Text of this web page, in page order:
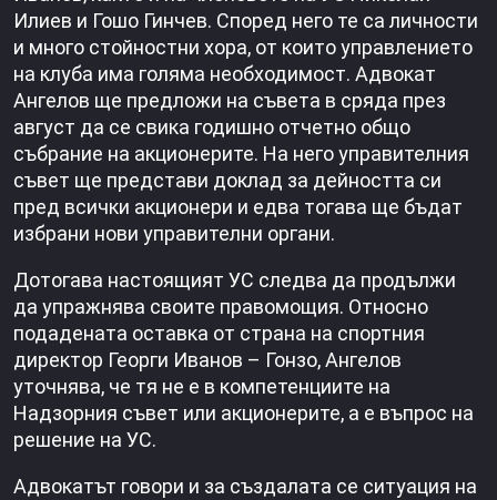
Илиев и Гошо Гинчев. Според него те са личности
и много стойностни хора, от които управлението
на клуба има голяма необходимост. Адвокат
Ангелов ще предложи на съвета в сряда през
август да се свика годишно отчетно общо
събрание на акционерите. На него управителния
съвет ще представи доклад за дейността си
пред всички акционери и едва тогава ще бъдат
избрани нови управителни органи.
Дотогава настоящият УС следва да продължи
да упражнява своите правомощия. Относно
подадената оставка от страна на спортния
директор Георги Иванов – Гонзо, Ангелов
уточнява, че тя не е в компетенциите на
Надзорния съвет или акционерите, а е въпрос на
решение на УС.
Адвокатът говори и за създалата се ситуация на